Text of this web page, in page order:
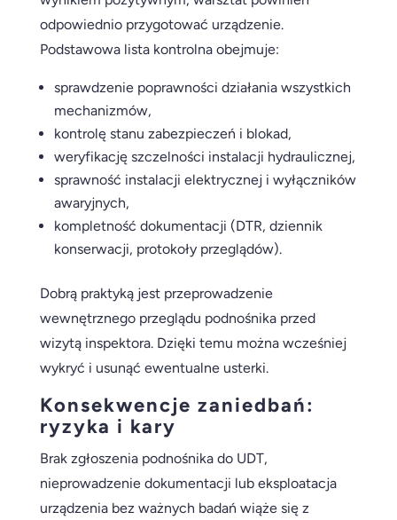
odpowiednio przygotować urządzenie.
Podstawowa lista kontrolna obejmuje:
sprawdzenie poprawności działania wszystkich
mechanizmów,
kontrolę stanu zabezpieczeń i blokad,
weryfikację szczelności instalacji hydraulicznej,
sprawność instalacji elektrycznej i wyłączników
awaryjnych,
kompletność dokumentacji (DTR, dziennik
konserwacji, protokoły przeglądów).
Dobrą praktyką jest przeprowadzenie
wewnętrznego przeglądu podnośnika przed
wizytą inspektora. Dzięki temu można wcześniej
wykryć i usunąć ewentualne usterki.
Konsekwencje zaniedbań:
ryzyka i kary
Brak zgłoszenia podnośnika do UDT,
nieprowadzenie dokumentacji lub eksploatacja
urządzenia bez ważnych badań wiąże się z